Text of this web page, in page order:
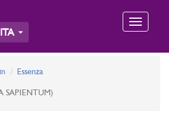
Toggle
ITA
Essenza
SAPIENTUM)